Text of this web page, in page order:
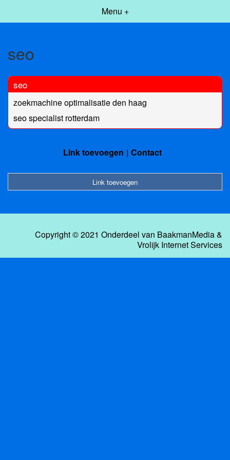
Menu +
seo
seo
zoekmachine optimalisatie den haag
seo specialist rotterdam
Link toevoegen Contact
Link toevoegen
Copyright © 2021 Onderdeel van BaakmanMedia&
Vrolijk Internet Services